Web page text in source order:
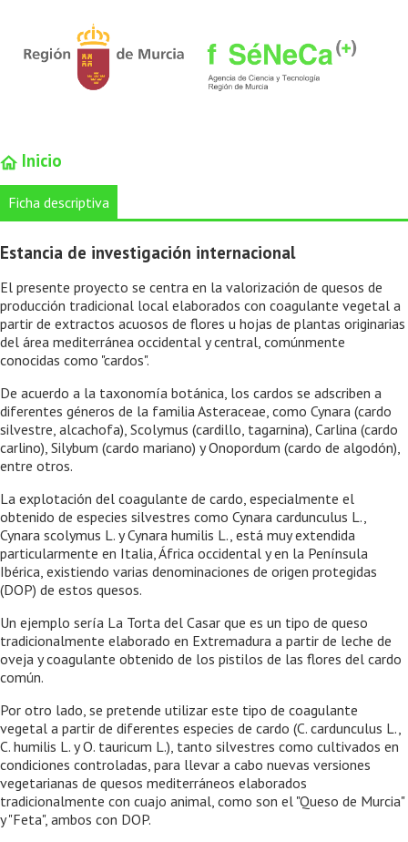
Inicio
Ficha descriptiva
Estancia de investigación internacional
El presente proyecto se centra en la valorización de quesos de
producción tradicional local elaborados con coagulante vegetal a
partir de extractos acuosos de flores u hojas de plantas originarias
del área mediterránea occidental y central, comúnmente
conocidas como "cardos".
De acuerdo a la taxonomía botánica, los cardos se adscriben a
diferentes géneros de la familia Asteraceae, como Cynara (cardo
silvestre, alcachofa), Scolymus (cardillo, tagarnina), Carlina (cardo
carlino), Silybum (cardo mariano) y Onopordum (cardo de algodón),
entre otros.
La explotación del coagulante de cardo, especialmente el
obtenido de especies silvestres como Cynara cardunculus L.,
Cynara scolymus L. y Cynara humilis L., está muy extendida
particularmente en Italia, África occidental y en la Península
Ibérica, existiendo varias denominaciones de origen protegidas
(DOP) de estos quesos.
Un ejemplo sería La Torta del Casar que es un tipo de queso
tradicionalmente elaborado en Extremadura a partir de leche de
oveja y coagulante obtenido de los pistilos de las flores del cardo
común.
Por otro lado, se pretende utilizar este tipo de coagulante
vegetal a partir de diferentes especies de cardo (C. cardunculus L.,
C. humilis L. y O. tauricum L.), tanto silvestres como cultivados en
condiciones controladas, para llevar a cabo nuevas versiones
vegetarianas de quesos mediterráneos elaborados
tradicionalmente con cuajo animal, como son el "Queso de Murcia"
y "Feta", ambos con DOP.